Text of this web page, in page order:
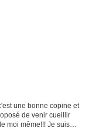
une bonne copine et
de venir cueillir
moi même!!! Je suis